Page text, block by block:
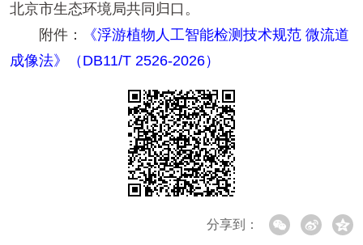
北京市生态环境局共同归口。
附件：
《浮游植物人工智能检测技术规范 微流道
成像法》（DB11/T 2526-2026）
分享到：